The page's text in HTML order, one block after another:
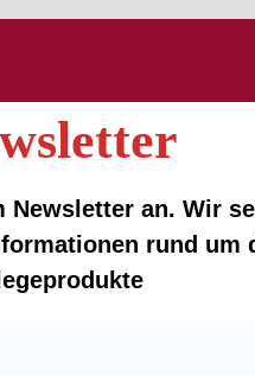
Newsletter an. Wir
rund um